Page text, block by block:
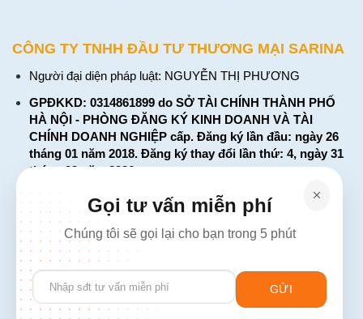
CÔNG TY TNHH ĐẦU TƯ THƯƠNG MẠI SARINA
Người đại diện pháp luật: NGUYỄN THỊ PHƯƠNG
GPĐKKD: 0314861899 do SỞ TÀI CHÍNH THÀNH PHỐ
HÀ NỘI - PHÒNG ĐĂNG KÝ KINH DOANH VÀ TÀI
CHÍNH DOANH NGHIỆP cấp. Đăng ký lần đầu: ngày 26
tháng 01 năm 2018. Đăng ký thay đổi lần thứ: 4, ngày 31
tháng 03 năm 2026
226 Đường Láng, Đống Đa, Hà Nội
137 Đường Hòa Hưng, Phường 12, Quận 10, TP. Hồ Chí
Minh
Hotline: 1900 2106 - 0386 001 001
Email:Giaiphap3g@gmail.com
Gọi tư vấn miễn phí
Chúng tôi sẽ gọi lại cho bạn trong 5 phút
Please
leave